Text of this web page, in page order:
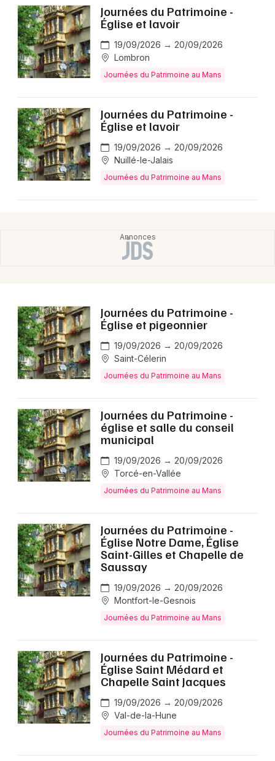
Newsletter des sorties
Artistes en tournée
Actus au Mans
Magazine au Mans
Je m'abonne
Journées du Patrimoine -
Église et lavoir
19/09/2026 → 20/09/2026
Lombron
Journées du Patrimoine au Mans
Journées du Patrimoine -
Église et lavoir
19/09/2026 → 20/09/2026
Nuillé-le-Jalais
Journées du Patrimoine au Mans
Journées du Patrimoine -
Église et pigeonnier
19/09/2026 → 20/09/2026
Saint-Célerin
Journées du Patrimoine au Mans
Journées du Patrimoine -
église et salle du conseil
municipal
19/09/2026 → 20/09/2026
Torcé-en-Vallée
Journées du Patrimoine au Mans
Journées du Patrimoine -
Église Notre Dame, Église
Saint-Gilles et Chapelle de
Saussay
19/09/2026 → 20/09/2026
Montfort-le-Gesnois
Journées du Patrimoine au Mans
Journées du Patrimoine -
Église Saint Médard et
Chapelle Saint Jacques
19/09/2026 → 20/09/2026
Val-de-la-Hune
Journées du Patrimoine au Mans